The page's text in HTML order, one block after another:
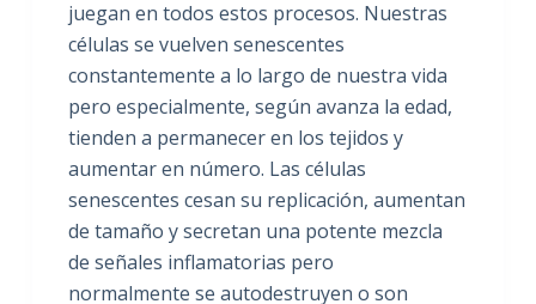
juegan en todos estos procesos. Nuestras
células se vuelven senescentes
constantemente a lo largo de nuestra vida
pero especialmente, según avanza la edad,
tienden a permanecer en los tejidos y
aumentar en número. Las células
senescentes cesan su replicación, aumentan
de tamaño y secretan una potente mezcla
de señales inflamatorias pero
normalmente se autodestruyen o son